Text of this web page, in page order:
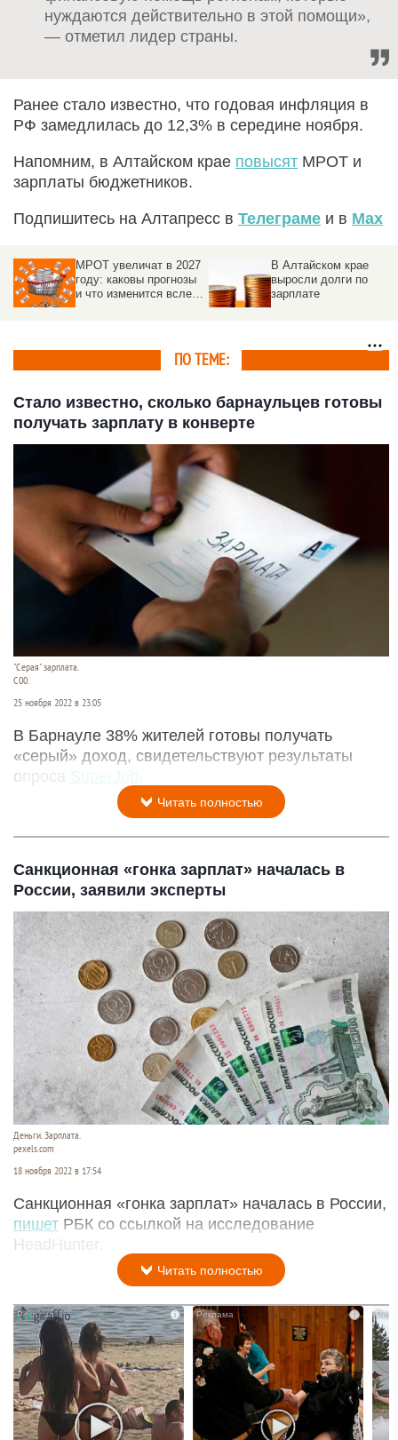
нуждаются действительно в этой помощи»,
— отметил лидер страны.
Ранее стало известно, что годовая инфляция в
РФ замедлилась до 12,3% в середине ноября.
Напомним, в Алтайском крае повысят МРОТ и
зарплаты бюджетников.
Подпишитесь на Алтапресс в Телеграме и в Max
МРОТ увеличат в 2027
году: каковы прогнозы
и что изменится вслед
В Алтайском крае
выросли долги по
зарплате
ПО ТЕМЕ:
Стало известно, сколько барнаульцев готовы
получать зарплату в конверте
"Серая" зарплата.
С00.
25 ноября 2022 в 23:05
В Барнауле 38% жителей готовы получать
«серый» доход, свидетельствуют результаты
опроса
SuperJob
Читать полностью
Санкционная «гонка зарплат» началась в
России, заявили эксперты
Деньги. Зарплата.
pexels.com
18 ноября 2022 в 17:54
Санкционная «гонка зарплат» началась в России,
пишет РБК со ссылкой на исследование
HeadHunter.
Читать полностью
i